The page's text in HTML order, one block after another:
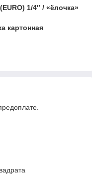
1/4″ / «ёлочка»
картонная